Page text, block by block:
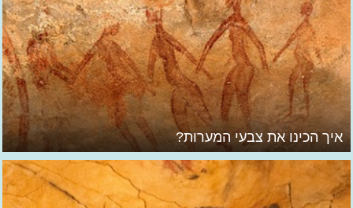
איך הכינו את צבעי המערות?